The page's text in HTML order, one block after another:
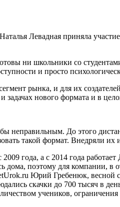
Левадная приняла
ни школьники со
и просто
рынка, и для их
нового формата и в
неправильным. До этого
такой формат. Внедряли
года, а с 2014 года
дома, поэтому для компании,
Юрий Гребенюк,
скачки до 700 тысяч в
учеников,